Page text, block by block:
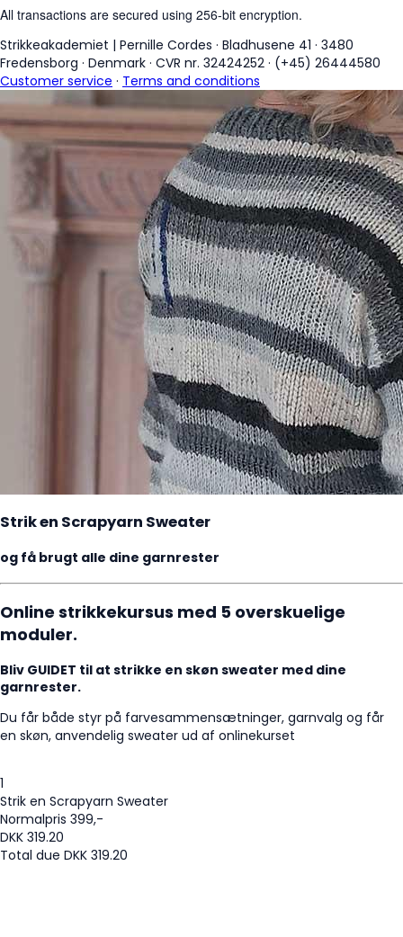
All transactions are secured using 256-bit encryption.
Strikkeakademiet | Pernille Cordes · Bladhusene 41 · 3480
Fredensborg · Denmark · CVR nr. 32424252 · (+45) 26444580
Customer service · Terms and conditions
Strik en Scrapyarn Sweater
og få brugt alle dine garnrester
Online strikkekursus med 5 overskuelige
moduler.
Bliv GUIDET til at strikke en skøn sweater med dine
garnrester.
Du får både styr på farvesammensætninger, garnvalg og får
en skøn, anvendelig sweater ud af onlinekurset
1
Strik en Scrapyarn Sweater
Normalpris 399,-
DKK 319.20
Total due DKK 319.20